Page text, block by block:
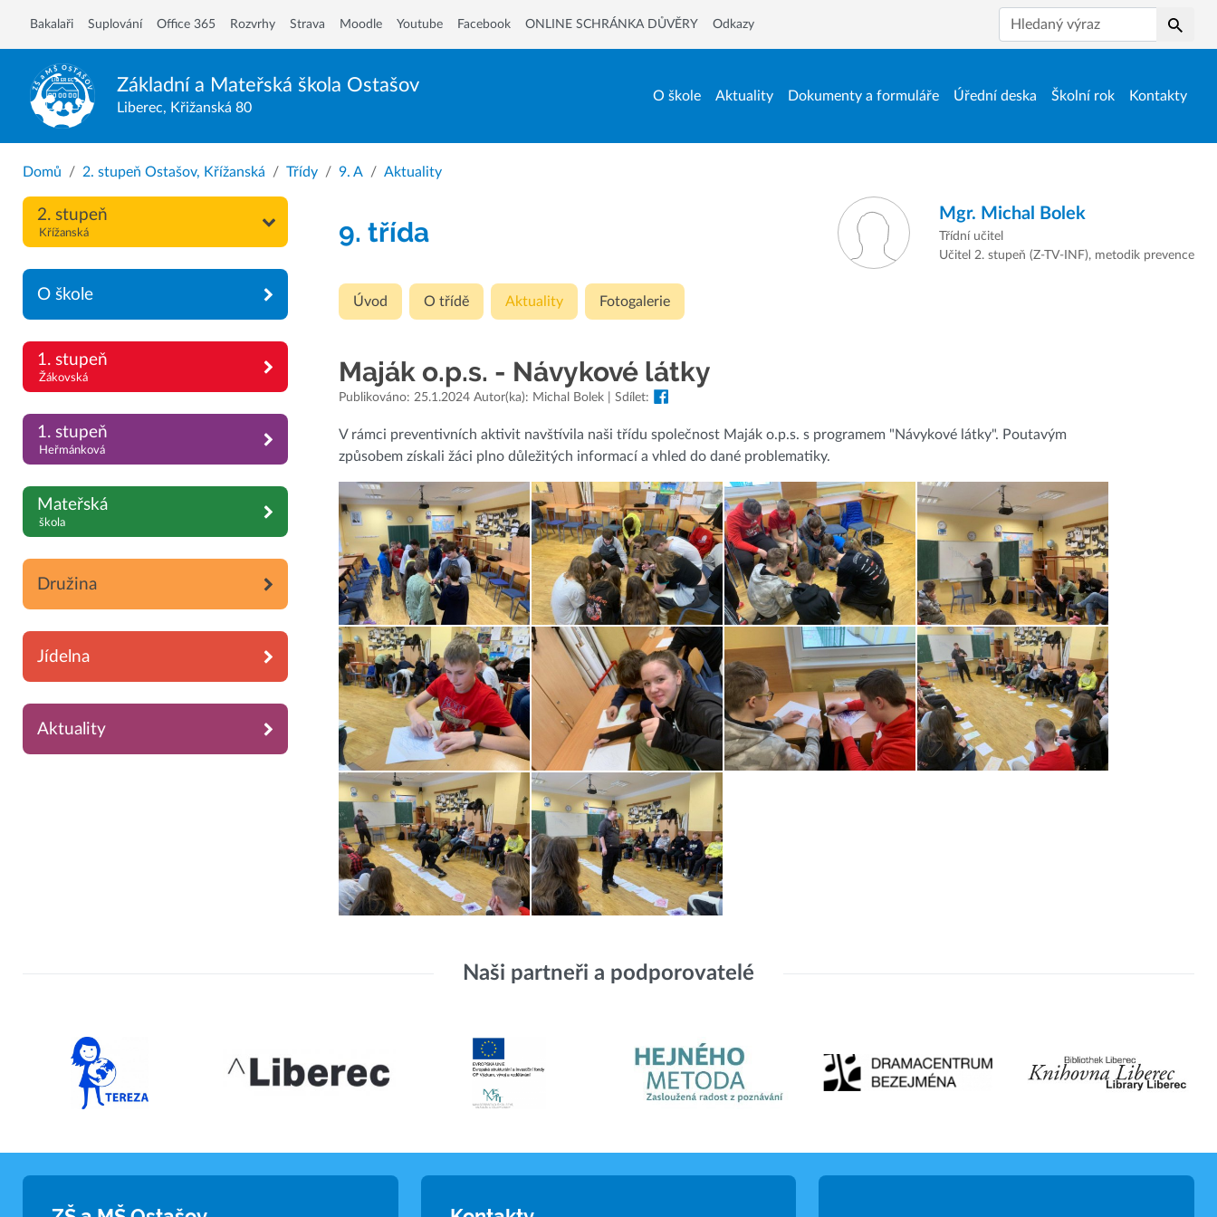
Základní a Mateřská škola Ostašov
Liberec, Křižanská 80
O škole Aktuality Dokumenty a formuláře Úřední deska Školní rok Kontakty
Bakalaři Suplování Office 365 Rozvrhy Strava Moodle Youtube Facebook ONLINE SCHRÁNKA DŮVĚRY Odkazy
Hledat
Domů 2. stupeň Ostašov, Křížanská Třídy 9. A Aktuality
2. stupeň
Křížanská
O škole
1. stupeň
Žákovská
1. stupeň
Heřmánková
Mateřská
škola
Družina
Jídelna
Aktuality
9. třída
Mgr. Michal Bolek
Třídní učitel
Učitel 2. stupeň (Z-TV-INF), metodik prevence
Úvod O třídě Aktuality Fotogalerie
Maják o.p.s. - Návykové látky
Publikováno: 25.1.2024 Autor(ka): Michal Bolek | Sdílet:
V rámci preventivních aktivit navštívila naši třídu společnost Maják o.p.s. s programem "Návykové látky". Poutavým
způsobem získali žáci plno důležitých informací a vhled do dané problematiky.
Naši partneři a podporovatelé